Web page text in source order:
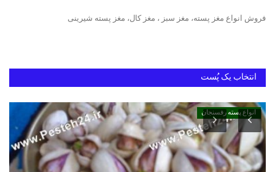
فروش انواع مغز پسته، مغز سبز ، مغز کال، مغز پسته شیرینی
انتخاب یک پُست
انواع پسته رفسنجان